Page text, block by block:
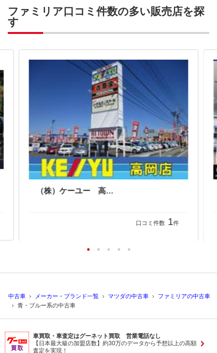
ファミリア口コミ件数の多い販売店を探
す
（株）ケーユー 高岡店
口コミ件数 1件
中古車 メーカー・ブランド一覧 マツダの中古車
ファミリアの中古車
青・ブルー系の中古車
車買取・車査定はグーネット買取 営業電話なし
【日本最大級の加盟店数】約30万のデータから予想以上の高額
査定を実現！